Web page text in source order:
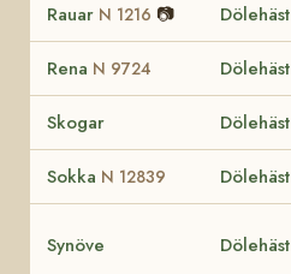
Rauar N 1216 📷 Dölehäst
Rena N 9724 Dölehäst
Skogar Dölehäst
Sokka N 12839 Dölehäst
Synöve Dölehäst